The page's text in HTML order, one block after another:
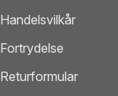
Handelsvilkår
Fortrydelse
Returformular